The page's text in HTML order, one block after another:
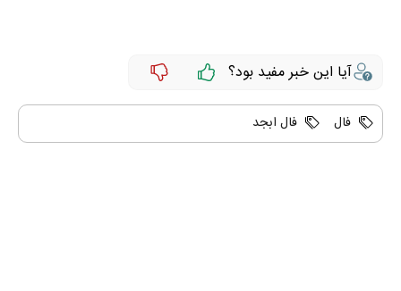
آیا این خبر مفید بود؟
فال فال ابجد